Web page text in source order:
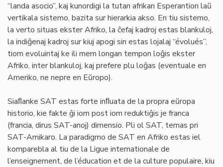
“landa asocio”, kaj kunordigi la tutan afrikan Esperantion laŭ
vertikala sistemo, bazita sur hierarkia akso. En tiu sistemo,
la verto situas ekster Afriko, la ĉefaj kadroj estas blankuloj,
la indiĝenaj kadroj sur kiuj apogi sin estas lojalaj “évolués”,
tiom evoluintaj ke ili mem longan tempon loĝis ekster
Afriko, inter blankuloj, kaj prefere plu loĝas (eventuale en
Ameriko, ne nepre en Eŭropo).
Siaﬂanke SAT estas forte inﬂuata de la propra eŭropa
historio, kie fakte ĝi iom post iom reduktiĝis je franca
(francia, dirus SAT-anoj) dimensio. Pli ol SAT, temas pri
SAT-Amikaro. La paradigmo de SAT en Afriko estas iel
komparebla al tiu de la Ligue internationale de
l’enseignement, de l’éducation et de la culture populaire, kiu